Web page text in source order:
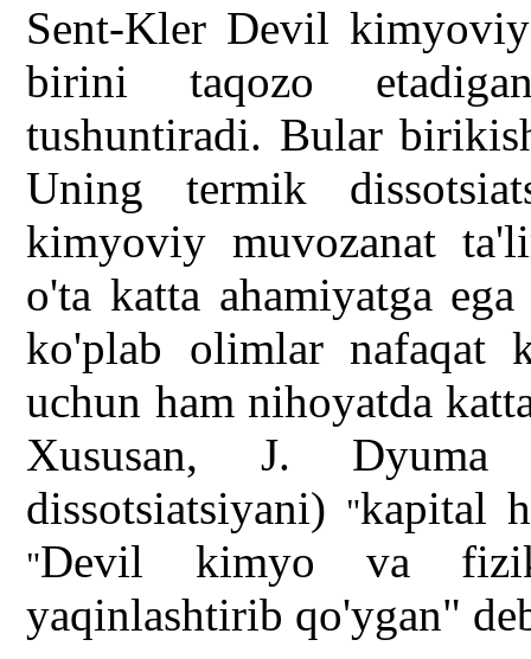
Sent-Kler Devil
birini taqozo
tushuntiradi. Bular
Uning termik
kimyoviy muvozanat
o'ta katta ahamiyatga
ko'plab olimlar nafaqat
uchun ham nihoyatda
Xususan, J. Dyuma
dissotsiatsiyani)
"kapital
"Devil kimyo va
yaqinlashtirib qo'ygan"